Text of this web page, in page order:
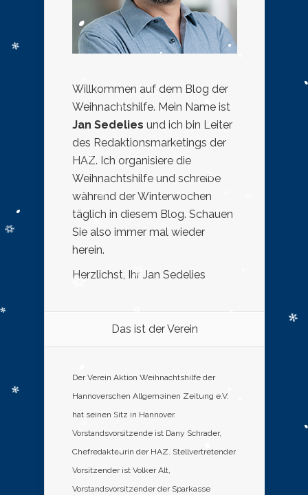
Willkommen auf dem Blog der
Weihnachtshilfe. Mein Name ist
Jan Sedelies und ich bin Leiter
des Redaktionsmarketings der
HAZ. Ich organisiere die
Weihnachtshilfe und schreibe
während der Winterwochen
täglich in diesem Blog. Schauen
Sie also immer mal wieder
herein.
Herzlichst, Ihr Jan Sedelies
Das ist der Verein
Der Verein Aktion Weihnachtshilfe der
Hannoverschen Allgemeinen Zeitung e.V.
hat seinen Sitz in Hannover.
Vorstandsvorsitzende ist Dany Schrader,
Chefredakteurin der HAZ. Stellvertretender
Vorsitzender ist Volker Alt,
Vorstandsvorsitzender der Sparkasse